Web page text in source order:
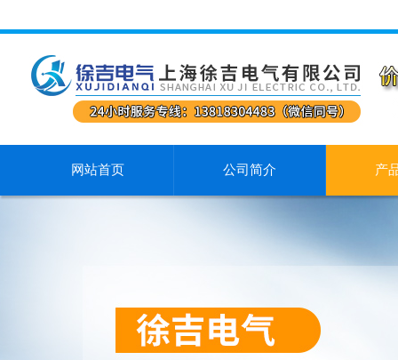
网站首页 公司简介 产